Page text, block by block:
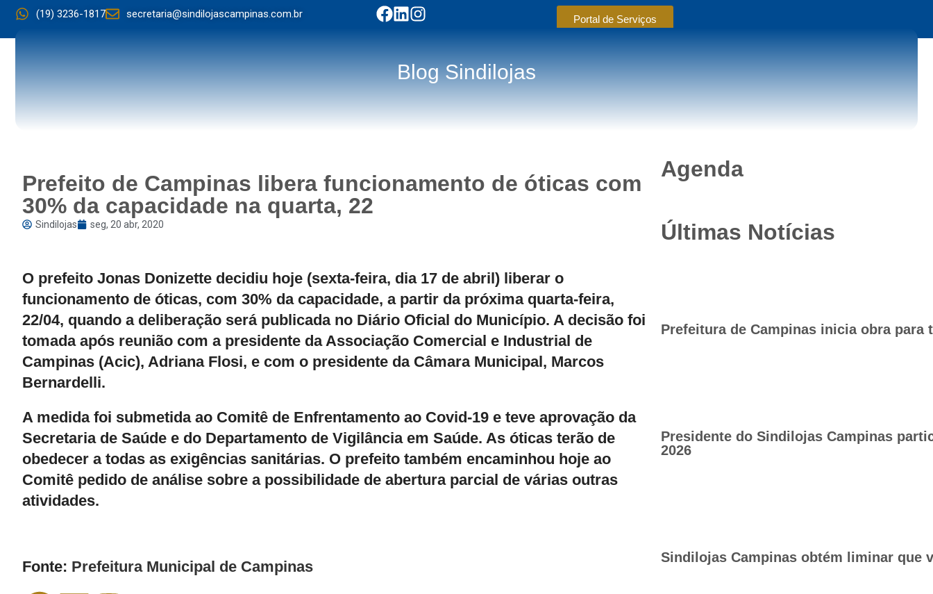
(19) 3236-1817 secretaria@sindilojascampinas.com.br Portal de Serviços
Blog Sindilojas
Prefeito de Campinas libera funcionamento de óticas com
30% da capacidade na quarta, 22
Sindilojas seg, 20 abr, 2020
O prefeito Jonas Donizette decidiu hoje (sexta-feira, dia 17 de abril) liberar o
funcionamento de óticas, com 30% da capacidade, a partir da próxima quarta-feira,
22/04, quando a deliberação será publicada no Diário Oficial do Município. A decisão foi
tomada após reunião com a presidente da Associação Comercial e Industrial de
Campinas (Acic), Adriana Flosi, e com o presidente da Câmara Municipal, Marcos
Bernardelli.
A medida foi submetida ao Comitê de Enfrentamento ao Covid-19 e teve aprovação da
Secretaria de Saúde e do Departamento de Vigilância em Saúde. As óticas terão de
obedecer a todas as exigências sanitárias. O prefeito também encaminhou hoje ao
Comitê pedido de análise sobre a possibilidade de abertura parcial de várias outras
atividades.
Fonte: Prefeitura Municipal de Campinas
Agenda
Últimas Notícias
Prefeitura de Campinas inicia obra para
Presidente do Sindilojas Campinas
2026
Sindilojas Campinas obtém liminar que